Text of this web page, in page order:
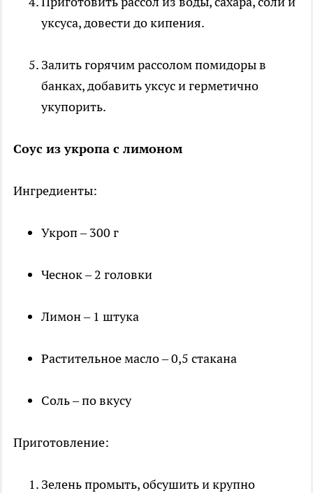
уксуса, довести до кипения.
Залить горячим рассолом помидоры в
банках, добавить уксус и герметично
укупорить.
Соус из укропа с лимоном
Ингредиенты:
Укроп – 300 г
Чеснок – 2 головки
Лимон – 1 штука
Растительное масло – 0,5 стакана
Соль – по вкусу
Приготовление:
Зелень промыть, обсушить и крупно